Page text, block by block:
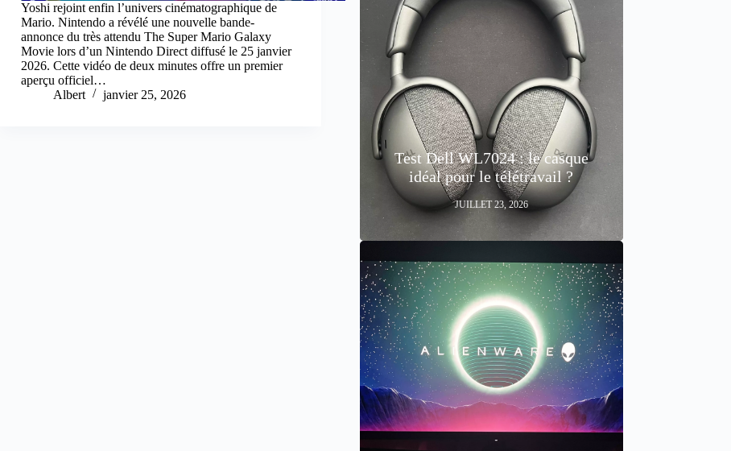
Yoshi rejoint enfin l’univers cinématographique de
Mario. Nintendo a révélé une nouvelle bande-
annonce du très attendu The Super Mario Galaxy
Movie lors d’un Nintendo Direct diffusé le 25 janvier
2026. Cette vidéo de deux minutes offre un premier
aperçu officiel…
Albert
janvier 25, 2026
Test Dell WL7024 : le casque
idéal pour le télétravail ?
JUILLET 23, 2026